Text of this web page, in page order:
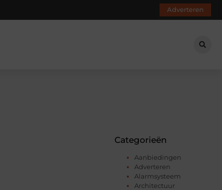
Adverteren
Categorieën
Aanbiedingen
Adverteren
Alarmsysteem
Architectuur